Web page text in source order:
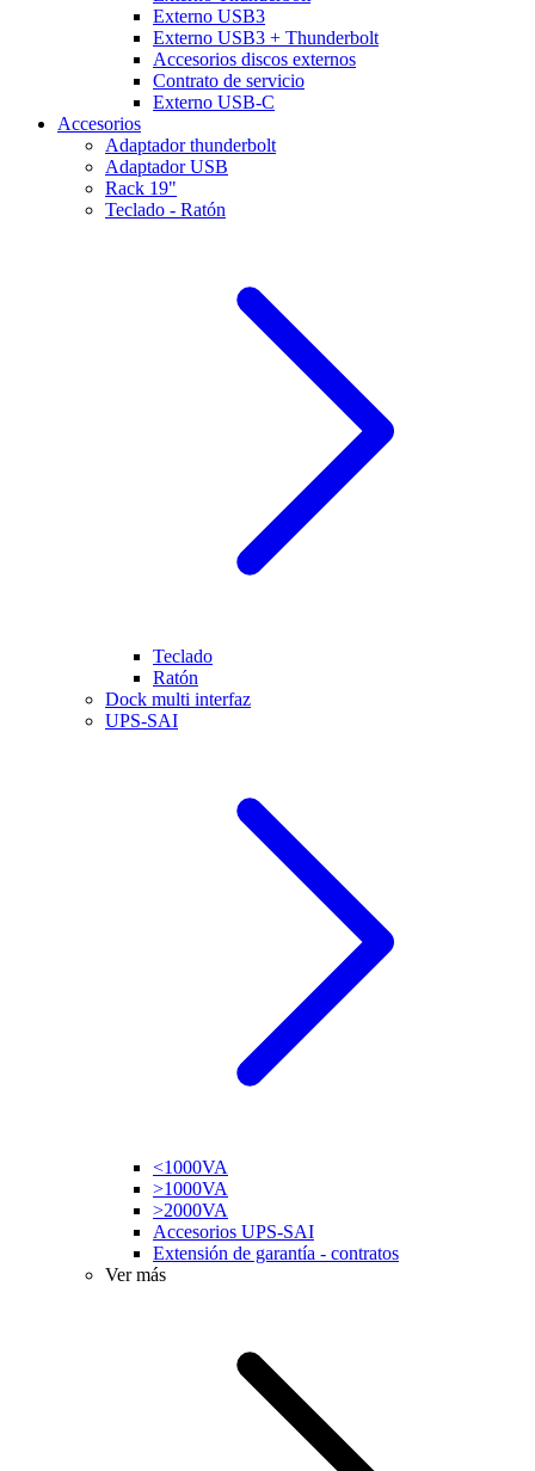
Externo USB3
Externo USB3 + Thunderbolt
Accesorios discos externos
Contrato de servicio
Externo USB-C
Accesorios
Adaptador thunderbolt
Adaptador USB
Rack 19"
Teclado - Ratón
Teclado
Ratón
Dock multi interfaz
UPS-SAI
<1000VA
>1000VA
>2000VA
Accesorios UPS-SAI
Extensión de garantía - contratos
Ver más